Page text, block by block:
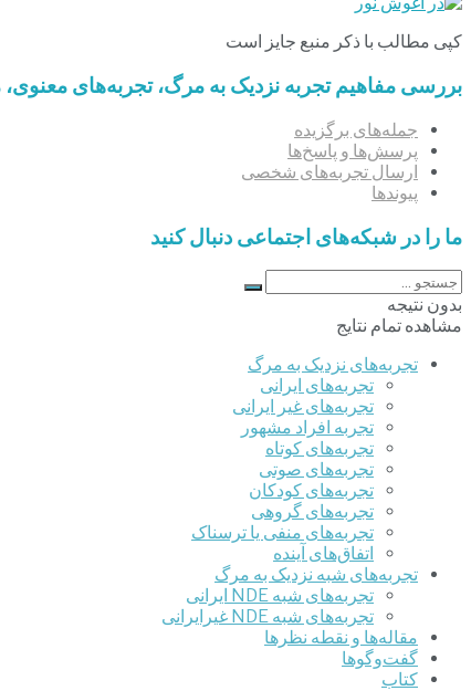
کپی مطالب با ذکر منبع جایز است
بررسی مفاهیم تجربه‌ نزدیک به مرگ، تجربه‌های
جمله‌های برگزیده
پرسش‌ها و پاسخ‌ها
ارسال تجربه‌های شخصی
پیوندها
ما را در شبکه‌های اجتماعی دنبال کنید
بدون نتیجه
مشاهده تمام نتایج
تجربه‌های نزدیک به مرگ
تجربه‌های ایرانی
تجربه‌های غیر ایرانی
تجربه افراد مشهور
تجربه‌های کوتاه
تجربه‌های صوتی
تجربه‌های کودکان
تجربه‌های گروهی
‌تجربه‌های منفی یا ترسناک
اتفاق‌های آینده
تجربه‌های شبه نزدیک به مرگ
تجربه‌های شبه NDE ایرانی
تجربه‌های شبه NDE غیرایرانی
مقاله‌ها و نقطه نظرها
گفت‌وگوها
کتاب